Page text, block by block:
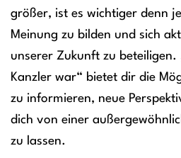
größer, ist es wichtiger denn
Meinung zu bilden und sich
unserer Zukunft zu beteiligen.
Kanzler war“ bietet dir die
zu informieren, neue
dich von einer
zu lassen.